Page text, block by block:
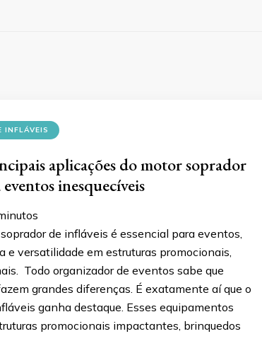
INFLÁVEIS
aplicações do motor soprador
inesquecíveis
de infláveis é essencial para eventos,
e versatilidade em estruturas promocionais,
Todo organizador de eventos sabe que
grandes diferenças. É exatamente aí que o
ganha destaque. Esses equipamentos
promocionais impactantes, brinquedos